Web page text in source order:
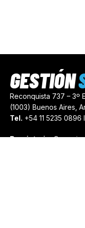
Reconquista 737 – 3º E
(1003) Buenos Aires,
Tel. +54 11 5235 0896
Propietario:
GESTIÓN